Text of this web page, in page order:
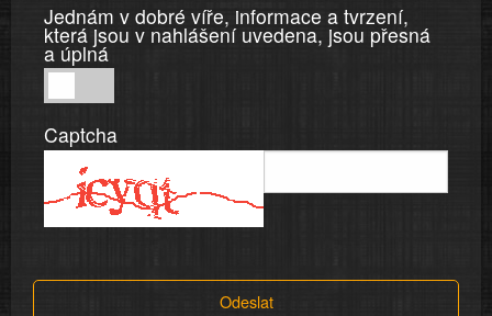
Jednám v dobré víře, informace a tvrzení,
která jsou v nahlášení uvedena, jsou přesná
a úplná
v
dobré
informace
Captcha
Odeslat